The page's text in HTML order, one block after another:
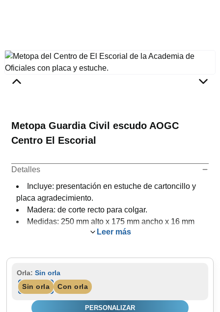
Metopa Guardia Civil escudo AOGC
Centro El Escorial
Detalles
Incluye: presentación en estuche de cartoncillo y
placa agradecimiento.
Madera: de corte recto para colgar.
Medidas: 250 mm alto x 175 mm ancho x 16 mm
Porcelana: Escudo Guardia Civil Emblema ATGC.
Personalización: calidad fotográfica.
Opcional: orla y placa agradecimiento
Leer más
Orla:Sin orla
Sin orla
Con orla
PERSONALIZAR